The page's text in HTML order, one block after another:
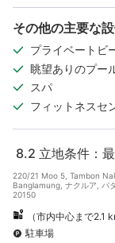
その他の主要な
プライベートビ
眺望ありのプー
スパ
フィットネスセ
8.2 立地条件：
220/21 Moo 5, Tambon
Banglamung, ナクルア, パ
20150
（市内中心まで2.1
駐車場